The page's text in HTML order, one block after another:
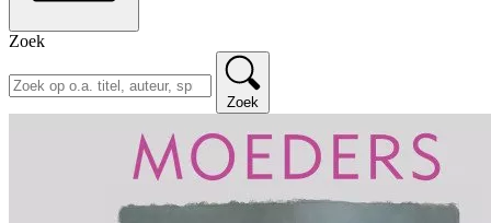
Zoek
Zoek